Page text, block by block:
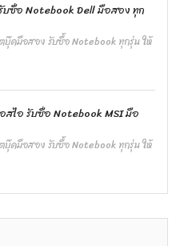
ซื้อ Notebook Dell มือสอง ทุก
บุ๊คมือสอง รับซื้อ Notebook ทุกรุ่น ให้
สไอ รับซื้อ Notebook MSI มือ
บุ๊คมือสอง รับซื้อ Notebook ทุกรุ่น ให้